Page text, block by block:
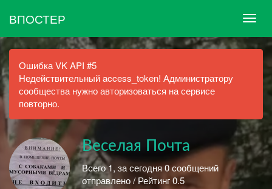
ВПОСТЕР
Ошибка VK API #5
Недействительный access_token! Администратору
сообщества нужно авторизоваться на сервисе
повторно.
Веселая Почта
Всего 1, за сегодня 0 сообщений
отправлено / Рейтинг 0.5